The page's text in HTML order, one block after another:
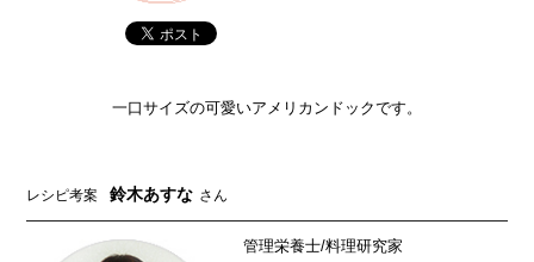
一口サイズの可愛いアメリカンドックです。
レシピ考案 鈴木あすな さん
管理栄養士/料理研究家